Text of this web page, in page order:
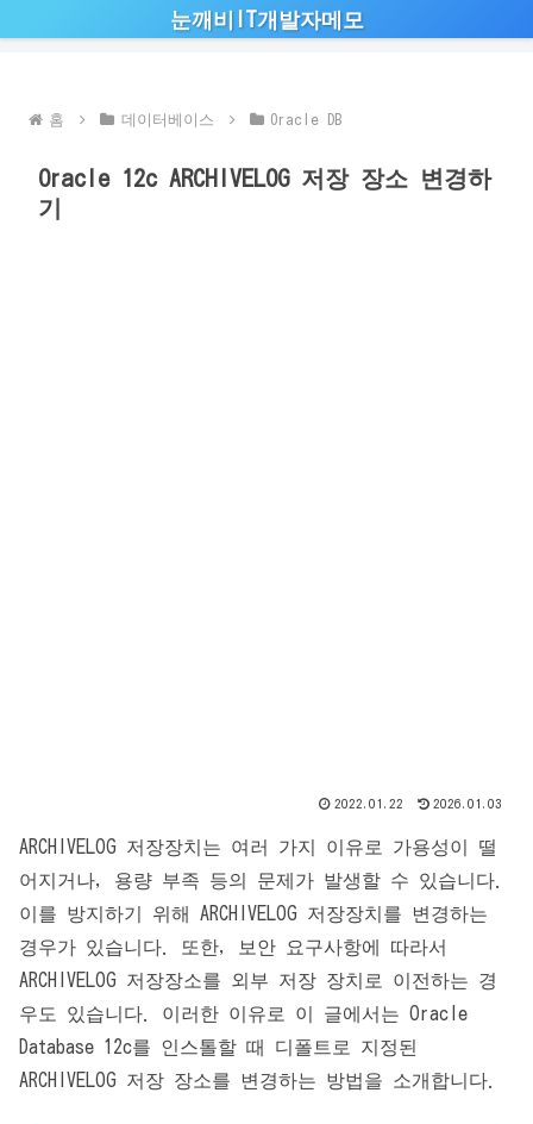
눈깨비IT개발자메모
홈 데이터베이스 Oracle DB
Oracle 12c ARCHIVELOG 저장 장소 변경하
기
2022.01.22 2026.01.03
ARCHIVELOG 저장장치는 여러 가지 이유로 가용성이 떨
어지거나, 용량 부족 등의 문제가 발생할 수 있습니다.
이를 방지하기 위해 ARCHIVELOG 저장장치를 변경하는
경우가 있습니다. 또한, 보안 요구사항에 따라서
ARCHIVELOG 저장장소를 외부 저장 장치로 이전하는 경
우도 있습니다. 이러한 이유로 이 글에서는 Oracle
Database 12c를 인스톨할 때 디폴트로 지정된
ARCHIVELOG 저장 장소를 변경하는 방법을 소개합니다.